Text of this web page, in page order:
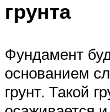
грунта
Фундамент
основанием
грунт. Такой